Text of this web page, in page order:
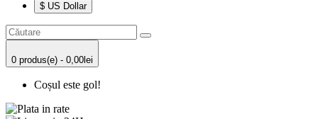
$ US Dollar
0 produs(e) - 0,00lei
Coșul este gol!